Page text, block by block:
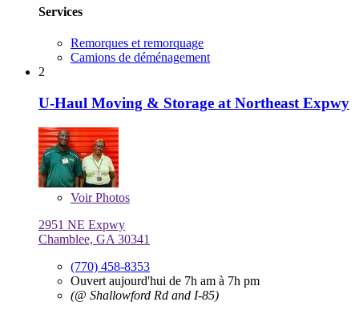
Services
Remorques et remorquage
Camions de déménagement
2
U-Haul Moving & Storage at Northeast Expwy
VoirPhotos
2951 NE Expwy
Chamblee, GA 30341
(770) 458-8353
Ouvert aujourd'hui de 7h am à 7h pm
(@ Shallowford Rd and I-85)